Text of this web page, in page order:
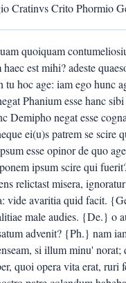
Cratinvs Crito Phormio
quoiquam
est mihi? adeste
hoc age: iam ego hunc
Phanium esse hanc
Demipho negat esse
ei(u)s patrem se scire
esse opinor de quo
ipsum scire qui
relictast misera,
vide avaritia quid facit.
male audies. {De.} o
advenit? {Ph.} nam
si illum minu'
quoi opera vita erat, ruri